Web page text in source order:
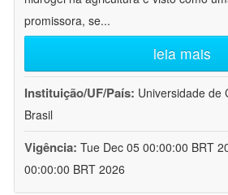
promissora, se...
leia mais
Instituição/UF/País: Universidade de
Brasil
Vigência: Tue Dec 05 00:00:00 BRT
00:00:00 BRT 2026